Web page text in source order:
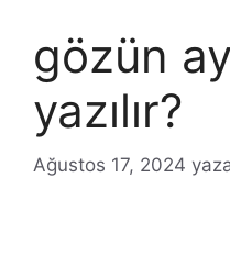
gözün
yazılır?
Ağustos 17, 2024